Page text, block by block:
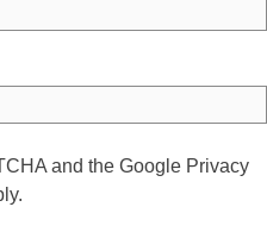
and the Google Privacy